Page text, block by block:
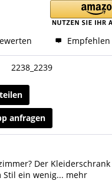
Empfehlen
2238_2239
anfragen
Der Kleiderschrank
ein wenig... mehr